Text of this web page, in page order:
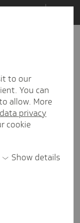
to our
You can
allow. More
data privacy
cookie
Show details